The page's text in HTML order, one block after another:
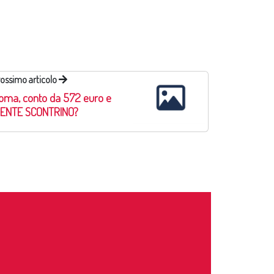
articolo
conto da 572 euro e
SCONTRINO?